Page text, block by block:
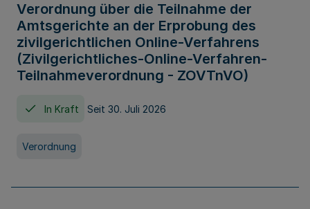
Verordnung über die Teilnahme der
Amtsgerichte an der Erprobung des
zivilgerichtlichen Online-Verfahrens
(Zivilgerichtliches-Online-Verfahren-
Teilnahmeverordnung - ZOVTnVO)
In Kraft Seit 30. Juli 2026
Verordnung